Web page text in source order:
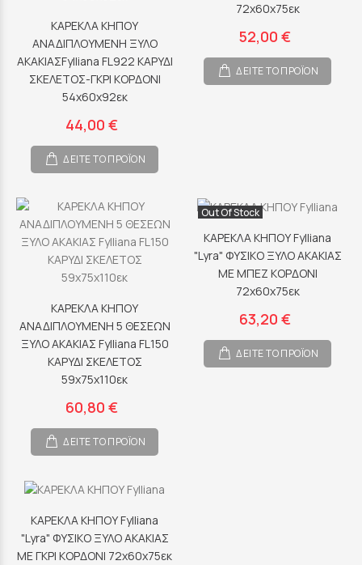
ΚΑΡΕΚΛΑ ΚΗΠΟΥ
ΑΝΑΔΙΠΛΟΥΜΕΝΗ ΞΥΛΟ
ΑΚΑΚΙΑΣFylliana FL922 ΚΑΡΥΔΙ
ΣΚΕΛΕΤΟΣ-ΓΚΡΙ ΚΟΡΔΟΝΙ
54x60x92εκ
44,00 €
ΔΕΙΤΕ ΤΟ ΠΡΟΪΟΝ
72x60x75εκ
52,00 €
ΔΕΙΤΕ ΤΟ ΠΡΟΪΟΝ
ΚΑΡΕΚΛΑ ΚΗΠΟΥ
ΑΝΑΔΙΠΛΟΥΜΕΝΗ 5 ΘΕΣΕΩΝ
ΞΥΛΟ ΑΚΑΚΙΑΣ Fylliana FL150
ΚΑΡΥΔΙ ΣΚΕΛΕΤΟΣ
59x75x110εκ
60,80 €
ΔΕΙΤΕ ΤΟ ΠΡΟΪΟΝ
Out Of Stock
ΚΑΡΕΚΛΑ ΚΗΠΟΥ Fylliana
"Lyra" ΦΥΣΙΚΟ ΞΥΛΟ ΑΚΑΚΙΑΣ
ΜΕ ΜΠΕΖ ΚΟΡΔΟΝΙ
72x60x75εκ
63,20 €
ΔΕΙΤΕ ΤΟ ΠΡΟΪΟΝ
ΚΑΡΕΚΛΑ ΚΗΠΟΥ Fylliana
"Lyra" ΦΥΣΙΚΟ ΞΥΛΟ ΑΚΑΚΙΑΣ
ΜΕ ΓΚΡΙ ΚΟΡΔΟΝΙ 72x60x75εκ